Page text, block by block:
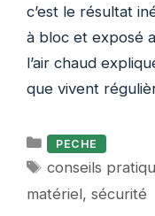
c’est le résultat
à bloc et exposé
l’air chaud
que vivent
Catégories
PECHE
Étiquettes
conseils
matériel, sécurité